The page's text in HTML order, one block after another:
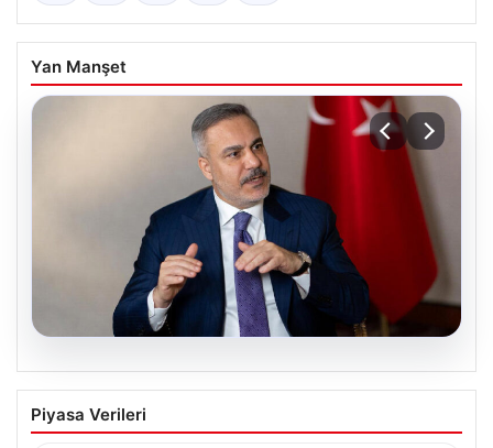
Yan Manşet
08.08.2026
Mekke Ortak Savunma Anlaşması:
Hedefimiz Kimse Değil
Piyasa Verileri